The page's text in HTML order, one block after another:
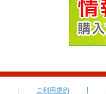
ご利用規約